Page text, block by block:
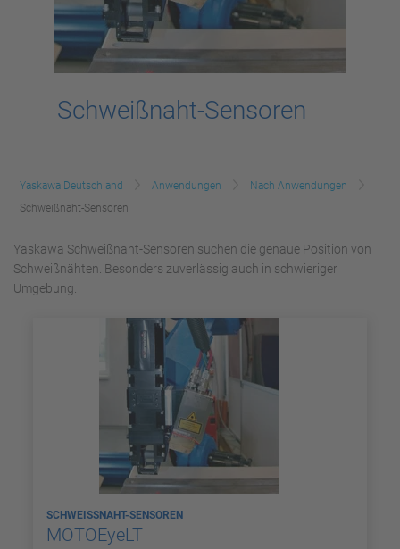
Schweißnaht-Sensoren
Yaskawa Deutschland Anwendungen
Nach Anwendungen
Schweißnaht-Sensoren
Yaskawa Schweißnaht-Sensoren suchen die genaue Position von
Schweißnähten. Besonders zuverlässig auch in schwieriger
Umgebung.
SCHWEISSNAHT-SENSOREN
MOTOEyeLT